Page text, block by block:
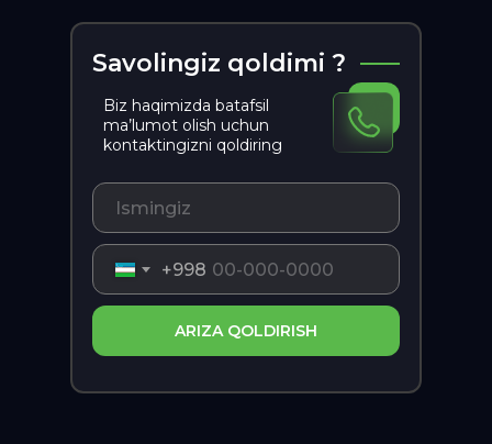
Savolingiz qoldimi ?
Biz haqimizda batafsil
ma’lumot olish uchun
kontaktingizni qoldiring
+998
ARIZA QOLDIRISH